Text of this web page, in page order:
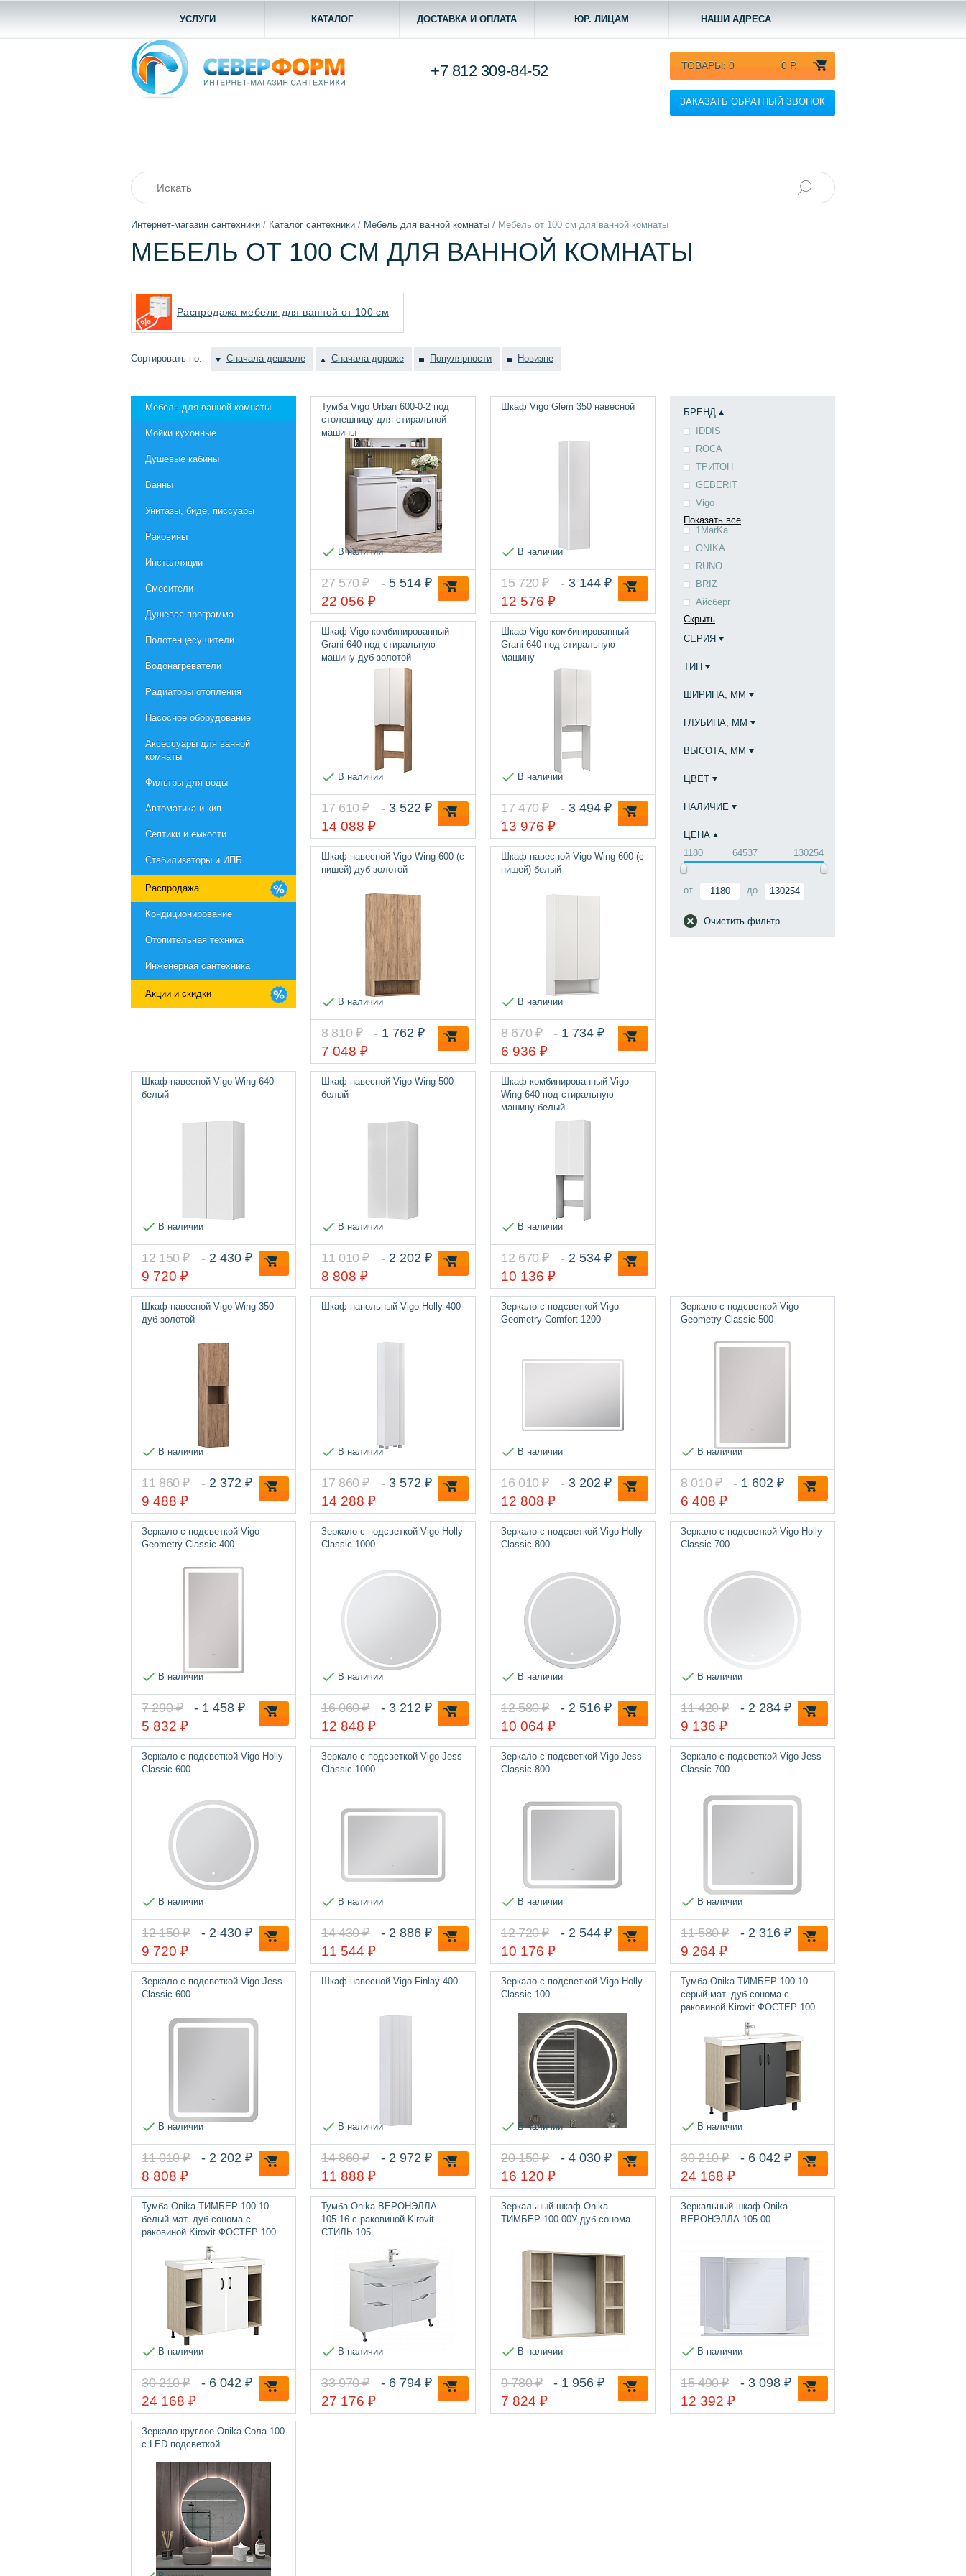
УСЛУГИ КАТАЛОГ ДОСТАВКА И ОПЛАТА ЮР. ЛИЦАМ НАШИ АДРЕСА
ТОВАРЫ: 0 0 Р.
ЗАКАЗАТЬ ОБРАТНЫЙ ЗВОНОК
+7 812 309-84-52
Интернет-магазин сантехники / Каталог сантехники / Мебель для ванной комнаты / Мебель от 100 см для ванной комнаты
МЕБЕЛЬ ОТ 100 СМ ДЛЯ ВАННОЙ КОМНАТЫ
Распродажа мебели для ванной от 100 см
Сортировать по: Сначала дешевле Сначала дороже Популярности Новизне
Мебель для ванной комнаты
Мойки кухонные
Душевые кабины
Ванны
Унитазы, биде, писсуары
Раковины
Инсталляции
Смесители
Душевая программа
Полотенцесушители
Водонагреватели
Радиаторы отопления
Насосное оборудование
Aксессуары для ванной
комнаты
Фильтры для воды
Автоматика и кип
Септики и емкости
Стабилизаторы и ИПБ
Распродажа
Кондиционирование
Отопительная техника
Инженерная сантехника
Акции и скидки
БРЕНД
IDDIS
ROCA
ТРИТОН
GEBERIT
Vigo
Показать все
1MarKa
ONIKA
RUNO
BRIZ
Айсберг
Скрыть
СЕРИЯ
ТИП
ШИРИНА, ММ
ГЛУБИНА, ММ
ВЫСОТА, ММ
ЦВЕТ
НАЛИЧИЕ
ЦЕНА
1180
64537 130254
от до
Очистить фильтр
Тумба Vigo Urban 600-0-2 под
столешницу для стиральной
машины
В наличии
27 570 ₽ - 5 514 ₽
22 056 ₽
Шкаф Vigo Glem 350 навесной
В наличии
15 720 ₽ - 3 144 ₽
12 576 ₽
Шкаф Vigo комбинированный
Grani 640 под стиральную
машину дуб золотой
В наличии
17 610 ₽ - 3 522 ₽
14 088 ₽
Шкаф Vigo комбинированный
Grani 640 под стиральную
машину
В наличии
17 470 ₽ - 3 494 ₽
13 976 ₽
Шкаф навесной Vigo Wing 600 (с
нишей) дуб золотой
В наличии
8 810 ₽ - 1 762 ₽
7 048 ₽
Шкаф навесной Vigo Wing 600 (с
нишей) белый
В наличии
8 670 ₽ - 1 734 ₽
6 936 ₽
Шкаф навесной Vigo Wing 640
белый
В наличии
12 150 ₽ - 2 430 ₽
9 720 ₽
Шкаф навесной Vigo Wing 500
белый
В наличии
11 010 ₽ - 2 202 ₽
8 808 ₽
Шкаф комбинированный Vigo
Wing 640 под стиральную
машину белый
В наличии
12 670 ₽ - 2 534 ₽
10 136 ₽
Шкаф навесной Vigo Wing 350
дуб золотой
В наличии
11 860 ₽ - 2 372 ₽
9 488 ₽
Шкаф напольный Vigo Holly 400
В наличии
17 860 ₽ - 3 572 ₽
14 288 ₽
Зеркало с подсветкой Vigo
Geometry Comfort 1200
В наличии
16 010 ₽ - 3 202 ₽
12 808 ₽
Зеркало с подсветкой Vigo
Geometry Classic 500
В наличии
8 010 ₽ - 1 602 ₽
6 408 ₽
Зеркало с подсветкой Vigo
Geometry Classic 400
В наличии
7 290 ₽ - 1 458 ₽
5 832 ₽
Зеркало с подсветкой Vigo Holly
Classic 1000
В наличии
16 060 ₽ - 3 212 ₽
12 848 ₽
Зеркало с подсветкой Vigo Holly
Classic 800
В наличии
12 580 ₽ - 2 516 ₽
10 064 ₽
Зеркало с подсветкой Vigo Holly
Classic 700
В наличии
11 420 ₽ - 2 284 ₽
9 136 ₽
Зеркало с подсветкой Vigo Holly
Classic 600
В наличии
12 150 ₽ - 2 430 ₽
9 720 ₽
Зеркало с подсветкой Vigo Jess
Classic 1000
В наличии
14 430 ₽ - 2 886 ₽
11 544 ₽
Зеркало с подсветкой Vigo Jess
Classic 800
В наличии
12 720 ₽ - 2 544 ₽
10 176 ₽
Зеркало с подсветкой Vigo Jess
Classic 700
В наличии
11 580 ₽ - 2 316 ₽
9 264 ₽
Зеркало с подсветкой Vigo Jess
Classic 600
В наличии
11 010 ₽ - 2 202 ₽
8 808 ₽
Шкаф навесной Vigo Finlay 400
В наличии
14 860 ₽ - 2 972 ₽
11 888 ₽
Зеркало с подсветкой Vigo Holly
Classic 100
В наличии
20 150 ₽ - 4 030 ₽
16 120 ₽
Тумба Onika ТИМБЕР 100.10
серый мат. дуб сонома с
раковиной Kirovit ФОСТЕР 100
В наличии
30 210 ₽ - 6 042 ₽
24 168 ₽
Тумба Onika ТИМБЕР 100.10
белый мат. дуб сонома с
раковиной Kirovit ФОСТЕР 100
В наличии
30 210 ₽ - 6 042 ₽
24 168 ₽
Тумба Onika ВЕРОНЭЛЛА
105.16 с раковиной Kirovit
СТИЛЬ 105
В наличии
33 970 ₽ - 6 794 ₽
27 176 ₽
Зеркальный шкаф Onika
ТИМБЕР 100.00У дуб сонома
В наличии
9 780 ₽ - 1 956 ₽
7 824 ₽
Зеркальный шкаф Onika
ВЕРОНЭЛЛА 105.00
В наличии
15 490 ₽ - 3 098 ₽
12 392 ₽
Зеркало круглое Onika Сола 100
с LED подсветкой